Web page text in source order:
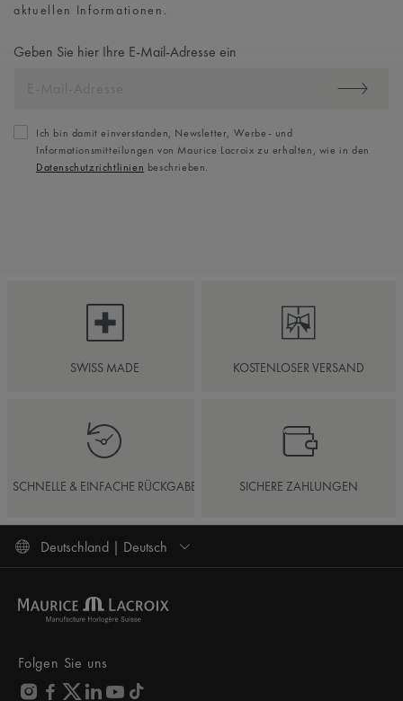
aktuellen Informationen.
Geben Sie hier Ihre E-Mail-Adresse ein
Ich bin damit einverstanden, Newsletter, Werbe- und
Informationsmitteilungen von Maurice Lacroix zu erhalten, wie in den
Datenschutzrichtlinien beschrieben.
SWISS MADE KOSTENLOSER VERSAND
SCHNELLE & EINFACHE RÜCKGABE SICHERE ZAHLUNGEN
Deutschland | Deutsch
Folgen Sie uns